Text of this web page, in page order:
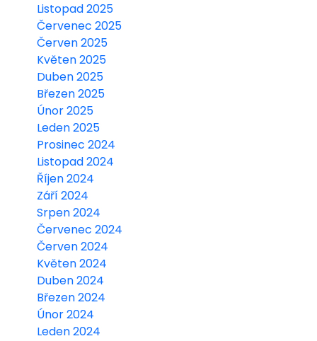
Listopad 2025
Červenec 2025
Červen 2025
Květen 2025
Duben 2025
Březen 2025
Únor 2025
Leden 2025
Prosinec 2024
Listopad 2024
Říjen 2024
Září 2024
Srpen 2024
Červenec 2024
Červen 2024
Květen 2024
Duben 2024
Březen 2024
Únor 2024
Leden 2024